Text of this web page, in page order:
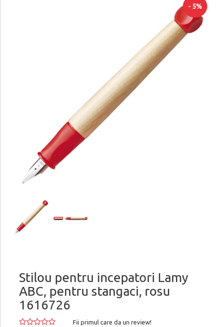
- 5%
Stilou pentru incepatori Lamy
ABC, pentru stangaci, rosu
1616726
Fii primul care da un review!